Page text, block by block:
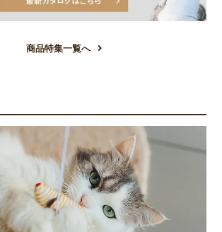
商品特集一覧へ